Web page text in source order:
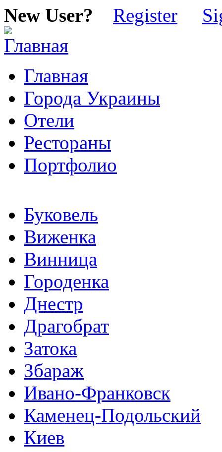
New User? Register
Главная
Города Украины
Отели
Рестораны
Портфолио
Буковель
Виженка
Винница
Городенка
Днестр
Драгобрат
Затока
Збараж
Ивано-Франковск
Каменец-Подольский
Киев